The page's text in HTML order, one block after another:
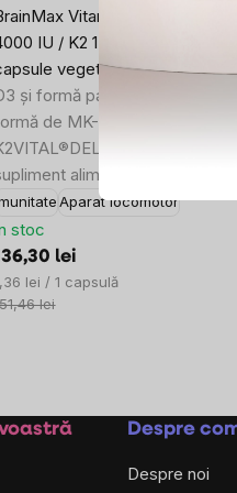
Vitamina D3 & K2®, D3
IU / K2 150 mcg, 100
vegetaleDoză mare de
și formă patentată de K2 sub
de MK-7
100 de doze,
alimentar
Aparat locomotor
stoc
lei
lei / 1 capsulă
lei
Despre
Despre noi